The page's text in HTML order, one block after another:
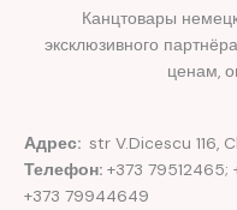
Канцтовары
эксклюзивного
ценам,
Адрес: str V.Dicescu 116,
Телефон: +373 79512465;
+373 79944649